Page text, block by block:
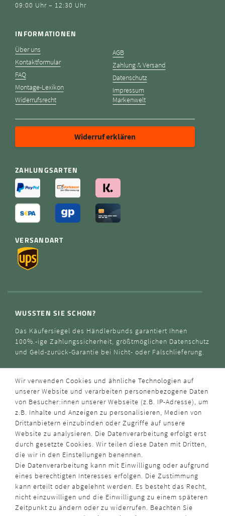
09:00 Uhr – 12:30 Uhr
INFORMATIONEN
Über uns
Kontaktformular
FAQ
Montage-Lexikon
Widerrufsrecht
AGB
Zahlung & Versand
Datenschutz
Impressum
Markenwelt
Widerruf erklären
ZAHLUNGSARTEN
VERSANDART
WUSSTEN SIE SCHON?
Das Käufersiegel des Händlerbunds garantiert Ihnen
100%.-ige Zahlungssicherheit, größtmöglichen Datenschutz
und Geld-zurück-Garantie bei Nicht- oder Falschlieferung.
Wir verwenden Cookies und ähnliche Technologien auf
unserer Website und verarbeiten personenbezogene Daten
von Besucher:innen unserer Webseite (z.B. IP-Adresse), um
z.B. Inhalte und Anzeigen zu personalisieren, Medien von
Drittanbietern einzubinden oder Zugriffe auf unsere
Website zu analysieren. Die Datenverarbeitung erfolgt erst
durch gesetzte Cookies. Wir teilen diese Daten mit Dritten,
die wir in den Einstellungen benennen.
Die Datenverarbeitung kann mit Einwilligung oder aufgrund
eines berechtigten Interesses erfolgen. Die Zustimmung
kann erteilt oder abgelehnt werden. Es besteht das Recht,
nicht einzuwilligen und die Einwilligung zu einem späteren
Zeitpunkt zu ändern oder zu widerrufen. Beachten Sie